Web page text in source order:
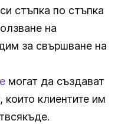
стъпка по стъпка
на
за свършване на
могат да създават
които клиентите им